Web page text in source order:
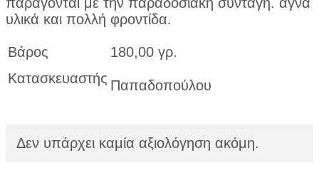
υλικά και πολλή φροντίδα.
Βάρος
180,00 γρ.
Κατασκευαστής Παπαδοπούλου
Δεν υπάρχει καμία αξιολόγηση ακόμη.